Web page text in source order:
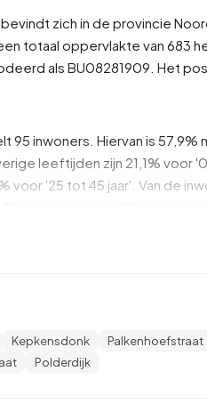
bevindt zich in de provincie
totaal oppervlakte van 683
als BU08281909. Het
95 inwoners. Hiervan is 57,9%
leeftijden zijn 21,1% voor
voor '25 tot 45 jaar'. Van de
Buitengebied Lithoijen. 20,0%
ontvangt 21% van de
Kepkensdonk Palkenhoefstraat
Polderdijk